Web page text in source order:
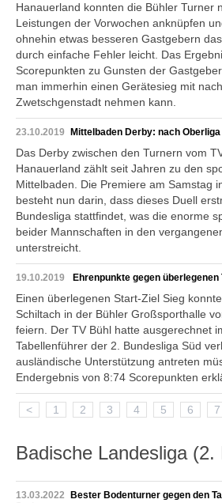
Hanauerland konnten die Bühler Turner
Leistungen der Vorwochen anknüpfen
ohnehin etwas besseren Gastgebern
durch einfache Fehler leicht. Das
Scorepunkten zu Gunsten der
man immerhin einen Gerätesieg mit
Zwetschgenstadt nehmen kann.
23.10.2019 Mittelbaden Derby: nach
Das Derby zwischen den Turnern vom
Hanauerland zählt seit Jahren zu den
Mittelbaden. Die Premiere am Samstag
besteht nun darin, dass dieses Duell
Bundesliga stattfindet, was die enorme
beider Mannschaften in den
unterstreicht.
19.10.2019 Ehrenpunkte gegen
Einen überlegenen Start-Ziel Sieg
Schiltach in der Bühler Großsporthalle
feiern. Der TV Bühl hatte ausgerechnet
Tabellenführer der 2. Bundesliga Süd
ausländische Unterstützung antreten
Endergebnis von 8:74 Scorepunkten
< 1 2 3 4 5 6 7
Badische Landesliga (2.
13.03.2022
Bester Bodenturner gegen den